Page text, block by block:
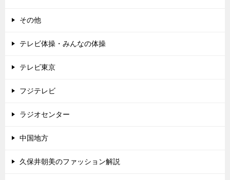
その他
テレビ体操・みんなの体操
テレビ東京
フジテレビ
ラジオセンター
中国地方
久保井朝美のファッション解説